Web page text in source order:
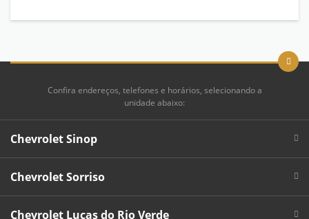
Confira endereços, telefones e horários, selecionando a
unidade abaixo:
Chevrolet Sinop
Chevrolet Sorriso
Chevrolet Lucas do Rio Verde